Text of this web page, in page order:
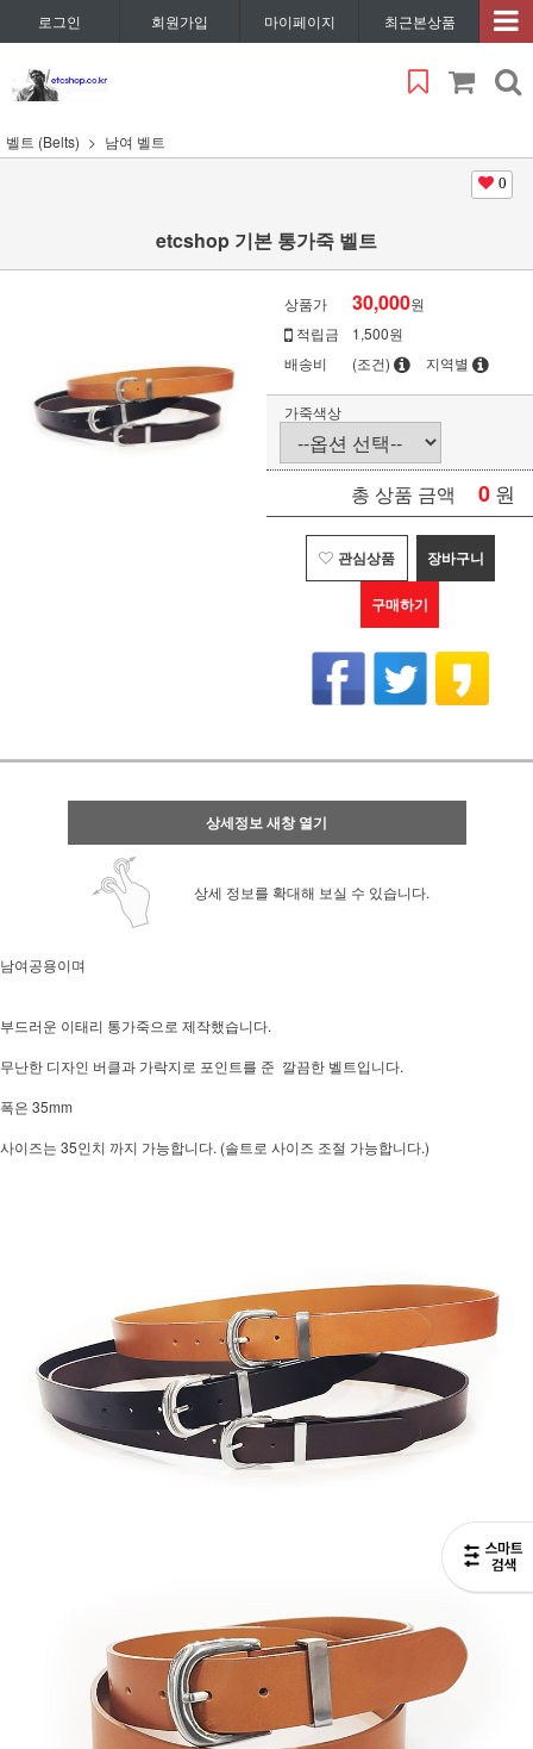
로그인 회원가입 마이페이지 최근본상품
벨트 (Belts) 남여 벨트
0
etcshop 기본 통가죽 벨트
상품가 30,000원
적립금
1,500원
배송비
(조건) 지역별
가죽색상
총 상품 금액 0 원
관심상품 장바구니
구매하기
상세정보 새창 열기
상세 정보를 확대해 보실 수 있습니다.
남여공용이며
부드러운 이태리 통가죽으로 제작했습니다.
무난한 디자인 버클과 가락지로 포인트를 준 깔끔한 벨트입니다.
폭은 35mm
사이즈는 35인치 까지 가능합니다. (솔트로 사이즈 조절 가능합니다.)